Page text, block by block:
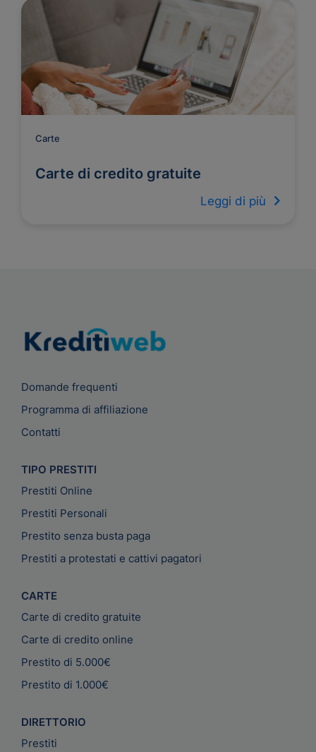
Carte
Carte di credito gratuite
Leggi di più
Domande frequenti
Programma di affiliazione
Contatti
TIPO PRESTITI
Prestiti Online
Prestiti Personali
Prestito senza busta paga
Prestiti a protestati e cattivi pagatori
CARTE
Carte di credito gratuite
Carte di credito online
Prestito di 5.000€
Prestito di 1.000€
DIRETTORIO
Prestiti